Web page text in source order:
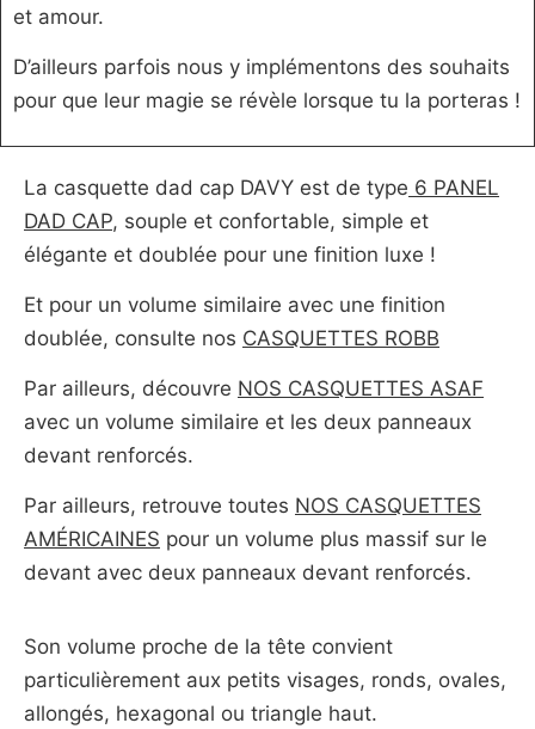
et amour.
D’ailleurs parfois nous y implémentons des souhaits
pour que leur magie se révèle lorsque tu la porteras !
La casquette dad cap DAVY est de type 6 PANEL
DAD CAP, souple et confortable, simple et
élégante et doublée pour une finition luxe !
Et pour un volume similaire avec une finition
doublée, consulte nos CASQUETTES ROBB
Par ailleurs, découvre NOS CASQUETTES ASAF
avec un volume similaire et les deux panneaux
devant renforcés.
Par ailleurs, retrouve toutes NOS CASQUETTES
AMÉRICAINES pour un volume plus massif sur le
devant avec deux panneaux devant renforcés.
Son volume proche de la tête convient
particulièrement aux petits visages, ronds, ovales,
allongés, hexagonal ou triangle haut.